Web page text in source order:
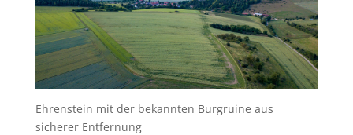
Ehrenstein mit der bekannten Burgruine aus
sicherer Entfernung